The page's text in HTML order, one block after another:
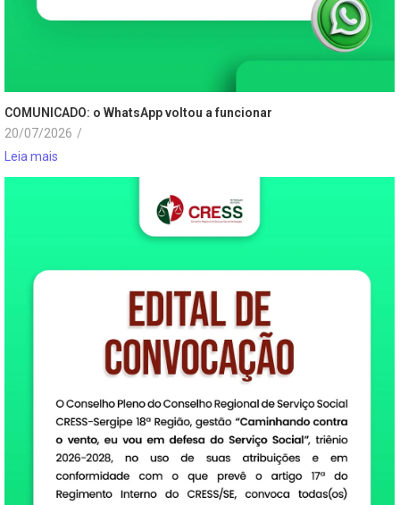
COMUNICADO: o WhatsApp voltou a funcionar
20/07/2026 /
Leia mais